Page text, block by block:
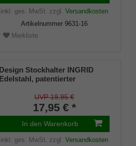
inkl. ges. MwSt. zzgl. Versandkosten
Artikelnummer 9631-16
Merkliste
Design Stockhalter INGRID
Edelstahl, patentierter
(18 - 22mm), Weichgummi
UVP 19,95 €
17,95 € *
In den Warenkorb
inkl. ges. MwSt. zzgl. Versandkosten